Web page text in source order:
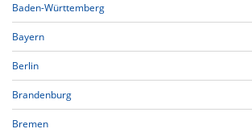
Baden-Württemberg
Bayern
Berlin
Brandenburg
Bremen